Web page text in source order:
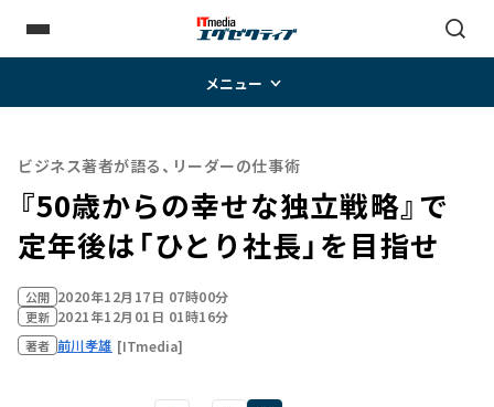
メニュー
ビジネス著者が語る、リーダーの仕事術
『50歳からの幸せな独立戦略』で
定年後は「ひとり社長」を目指せ
公開 2020年12月17日 07時00分
更新 2021年12月01日 01時16分
著者 前川孝雄 [ITmedia]